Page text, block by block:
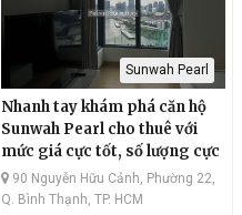
Sunwah Pearl
Nhanh tay khám phá căn hộ
Sunwah Pearl cho thuê với
mức giá cực tốt, số lượng cực
hiếm, view sông siêu thoáng,
quận 1 hiện đại thiết kế bắt
90 Nguyễn Hữu Cảnh, Phường 22,
Q. Bình Thạnh, TP. HCM